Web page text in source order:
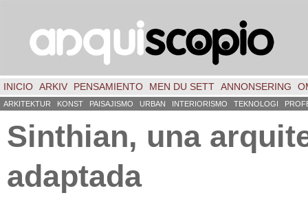
INICIO ARKIV PENSAMIENTO MEN DU SETT ANNONSERING
ARKITEKTUR KONST PAISAJISMO URBAN INTERIORISMO TEKNOLOGI
Sinthian, una
adaptada